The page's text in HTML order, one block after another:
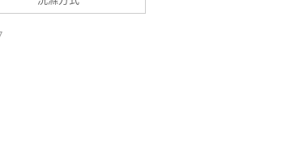
洗滌方式